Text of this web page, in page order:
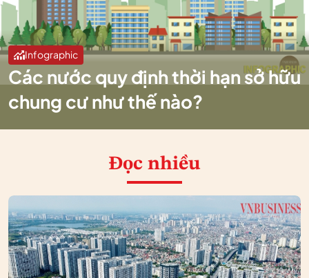
Infographic
Các nước quy định thời hạn sở hữu
chung cư như thế nào?
Đọc nhiều